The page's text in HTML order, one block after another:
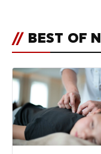
// BEST OF